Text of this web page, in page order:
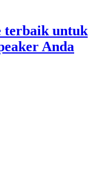
terbaik untuk
Anda